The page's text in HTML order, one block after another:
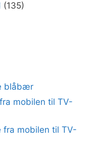
(135)
blåbær
mobilen til TV-
fra mobilen til TV-